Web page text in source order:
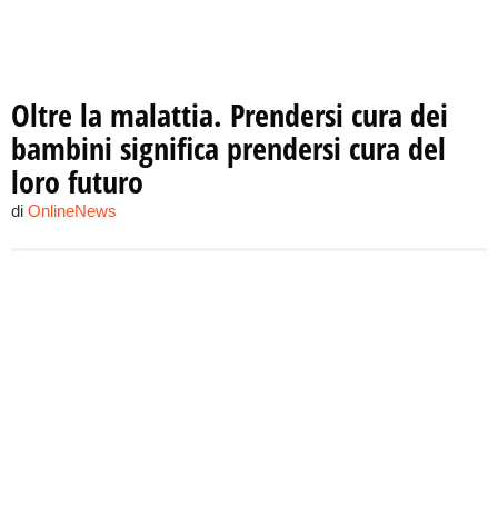
Oltre la malattia. Prendersi cura dei
bambini significa prendersi cura del
loro futuro
di OnlineNews